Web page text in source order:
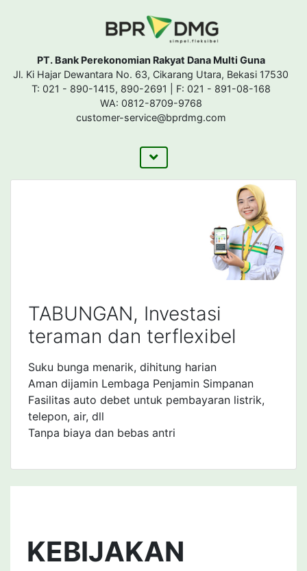
PT. Bank Perekonomian Rakyat Dana Multi Guna
Jl. Ki Hajar Dewantara No. 63, Cikarang Utara, Bekasi 17530
T: 021 - 890-1415, 890-2691 | F: 021 - 891-08-168
WA: 0812-8709-9768
customer-service@bprdmg.com
TABUNGAN, Investasi
teraman dan terflexibel
Suku bunga menarik, dihitung harian
Aman dijamin Lembaga Penjamin Simpanan
Fasilitas auto debet untuk pembayaran listrik,
telepon, air, dll
Tanpa biaya dan bebas antri
KEBIJAKAN